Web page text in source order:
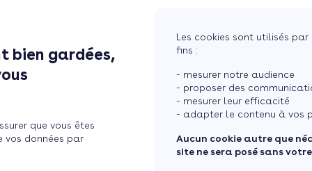
bien gardées,
que vous êtes
vos données par
Les cookies sont utilisés
fins :
- mesurer notre audience
- proposer des
- mesurer leur efficacité
- adapter le contenu à vos
Aucun cookie autre que
site ne sera posé sans